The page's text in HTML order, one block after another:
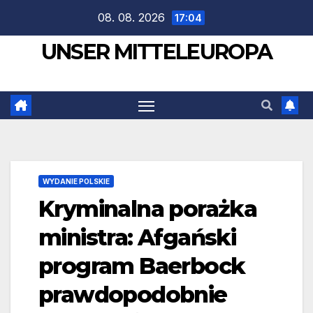
springen
08. 08. 2026 17:04
UNSER MITTELEUROPA
WYDANIE POLSKIE
Kryminalna porażka
ministra: Afgański
program Baerbock
prawdopodobnie